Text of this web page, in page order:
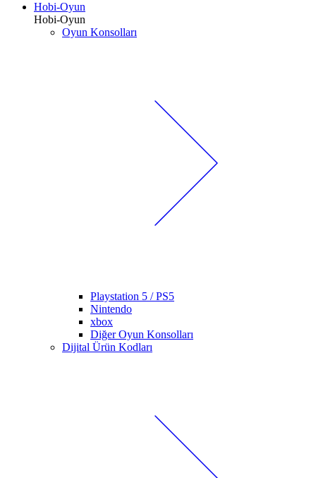
Hobi-Oyun
Hobi-Oyun
Oyun Konsolları
Playstation 5 / PS5
Nintendo
xbox
Diğer Oyun Konsolları
Dijital Ürün Kodları